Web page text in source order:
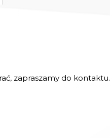
zapraszamy do kontaktu.